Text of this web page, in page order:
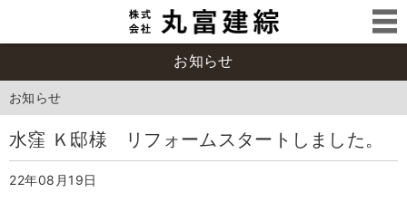
お知らせ
お知らせ
水窪 Ｋ邸様 リフォームスタートしました。
22年08月19日